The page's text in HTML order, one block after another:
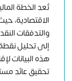
تُعد الخطة
الاقتصادية،
والتدفقات
إلى تحليل
هذه البيانات
تحقيق عائد